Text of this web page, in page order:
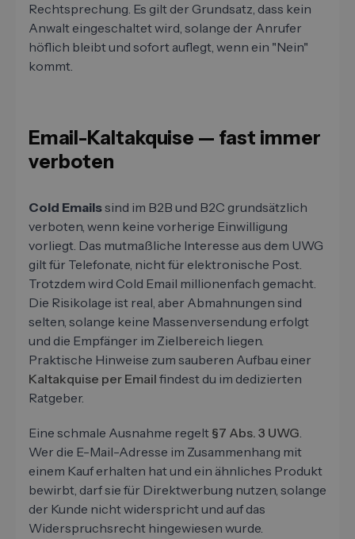
Rechtsprechung. Es gilt der Grundsatz, dass kein
Anwalt eingeschaltet wird, solange der Anrufer
höflich bleibt und sofort auflegt, wenn ein "Nein"
kommt.
Email-Kaltakquise — fast immer
verboten
Cold Emailssind im B2B und B2C grundsätzlich
verboten, wenn keine vorherige Einwilligung
vorliegt. Das mutmaßliche Interesse aus dem UWG
gilt für Telefonate, nicht für elektronische Post.
Trotzdem wird Cold Email millionenfach gemacht.
Die Risikolage ist real, aber Abmahnungen sind
selten, solange keine Massenversendung erfolgt
und die Empfänger im Zielbereich liegen.
Praktische Hinweise zum sauberen Aufbau einer
Kaltakquise per Email findest du im dedizierten
Ratgeber.
Eine schmale Ausnahme regelt §7 Abs. 3 UWG.
Wer die E-Mail-Adresse im Zusammenhang mit
einem Kauf erhalten hat und ein ähnliches Produkt
bewirbt, darf sie für Direktwerbung nutzen, solange
der Kunde nicht widerspricht und auf das
Widerspruchsrecht hingewiesen wurde.